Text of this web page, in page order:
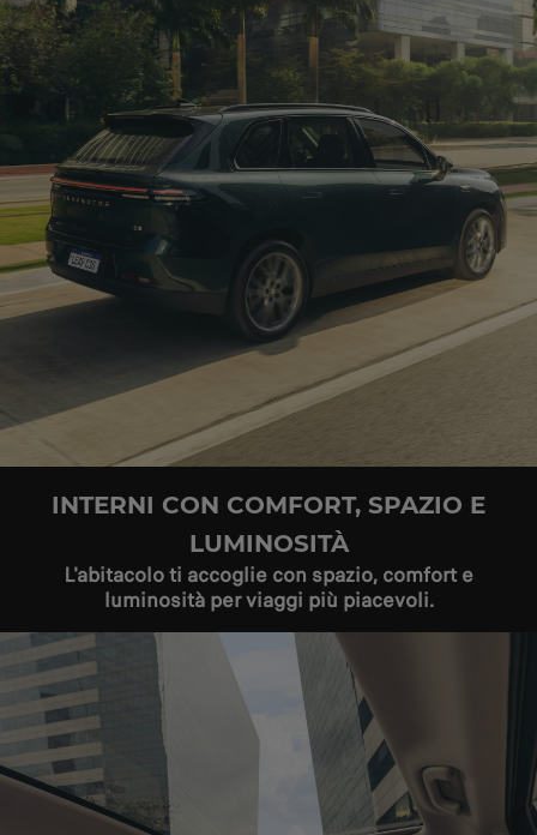
INTERNI CON COMFORT, SPAZIO E
LUMINOSITÀ
L'abitacolo ti accoglie con spazio, comfort e
luminosità per viaggi più piacevoli.